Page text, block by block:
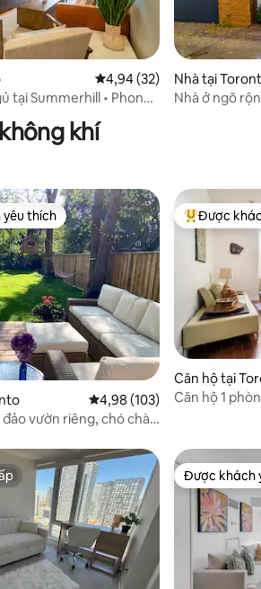
đánh giá
Xếp hạng trung bình 4,94/
4,94 (32)
tại Summerhill • Phong
ở cho 4 người
Nhà tại
Nhà ở ngõ
khí
đánh giá
thích nhất
thích
Xếp hạng trung bình 4,98/
4,98 (103)
vườn riêng, chó chào
Được khách
Được
Căn hộ tại
Căn hộ 1
Được khách
Được khách